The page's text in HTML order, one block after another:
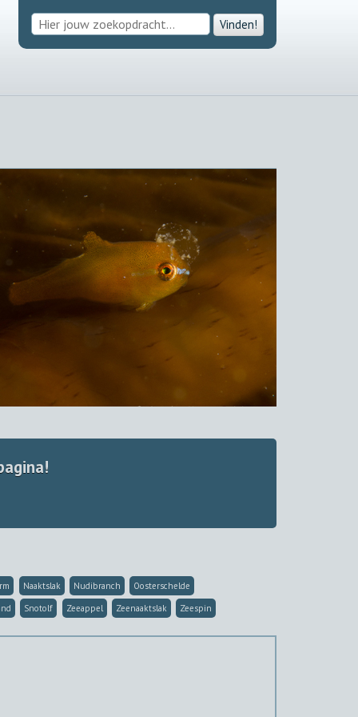
Vinden!
Naaktslak Nudibranch Oosterschelde
Snotolf Zeeappel Zeenaaktslak Zeespin